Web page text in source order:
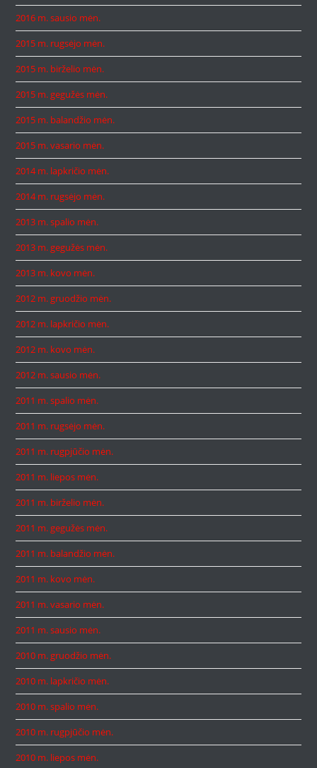
2016 m. sausio mėn.
2015 m. rugsėjo mėn.
2015 m. birželio mėn.
2015 m. gegužės mėn.
2015 m. balandžio mėn.
2015 m. vasario mėn.
2014 m. lapkričio mėn.
2014 m. rugsėjo mėn.
2013 m. spalio mėn.
2013 m. gegužės mėn.
2013 m. kovo mėn.
2012 m. gruodžio mėn.
2012 m. lapkričio mėn.
2012 m. kovo mėn.
2012 m. sausio mėn.
2011 m. spalio mėn.
2011 m. rugsėjo mėn.
2011 m. rugpjūčio mėn.
2011 m. liepos mėn.
2011 m. birželio mėn.
2011 m. gegužės mėn.
2011 m. balandžio mėn.
2011 m. kovo mėn.
2011 m. vasario mėn.
2011 m. sausio mėn.
2010 m. gruodžio mėn.
2010 m. lapkričio mėn.
2010 m. spalio mėn.
2010 m. rugpjūčio mėn.
2010 m. liepos mėn.